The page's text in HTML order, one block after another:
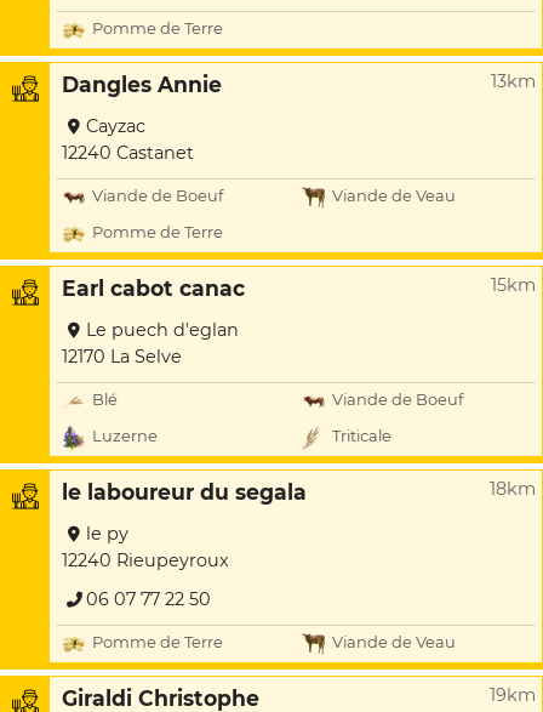
Pomme de Terre
Dangles Annie 13km
Cayzac
12240 Castanet
Viande de Boeuf
Viande de Veau
Pomme de Terre
Earl cabot canac 15km
Le puech d'eglan
12170 La Selve
Blé
Viande de Boeuf
Luzerne
Triticale
le laboureur du segala 18km
le py
12240 Rieupeyroux
06 07 77 22 50
Pomme de Terre Viande de Veau
Giraldi Christophe 19km